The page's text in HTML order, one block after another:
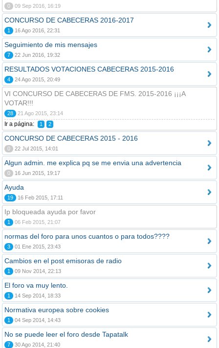
0 09 Sep 2016, 16:19
CONCURSO DE CABECERAS 2016-2017
1 16 Ago 2016, 22:31
Seguimiento de mis mensajes
7 22 Jun 2016, 19:32
RESULTADOS VOTACIONES CABECERAS 2015-2016
4 24 Ago 2015, 20:49
VI CONCURSO DE CABECERAS DE FMS. 2015-2016 ¡¡¡A
VOTAR!!!
28 21 Ago 2015, 23:14
Ir a página: 1 2
CONCURSO DE CABECERAS 2015 - 2016
0 22 Jul 2015, 14:01
Algun admin. me explica pq se me envia una advertencia
0 16 Jun 2015, 19:17
Ayuda
19 16 Feb 2015, 17:11
Ip bloqueada ayuda por favor
1 06 Feb 2015, 21:07
normas del foro para unos cuantos o para todos????
3 01 Ene 2015, 23:43
Cambios en el post emisoras de radio
1 09 Nov 2014, 22:13
El foro va muy lento.
1 14 Sep 2014, 18:33
Normativa europea sobre cookies
1 04 Sep 2014, 14:43
No se puede leer el foro desde Tapatalk
7 30 Ago 2014, 21:40